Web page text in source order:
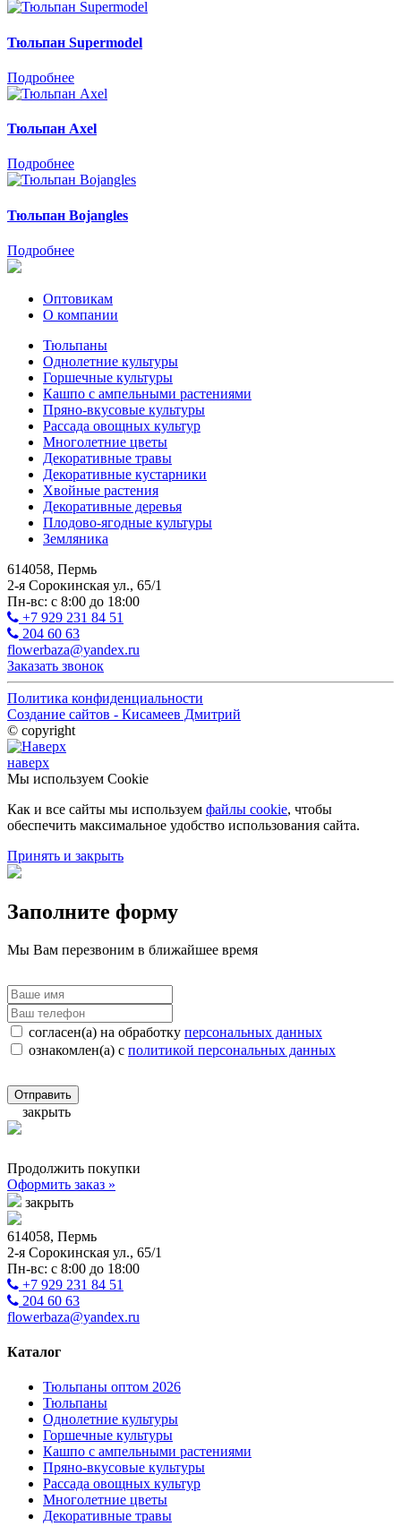
Тюльпан Supermodel
Подробнее
Тюльпан Axel
Подробнее
Тюльпан Bojangles
Подробнее
Оптовикам
О компании
Тюльпаны
Однолетние культуры
Горшечные культуры
Кашпо с ампельными растениями
Пряно-вкусовые культуры
Рассада овощных культур
Многолетние цветы
Декоративные травы
Декоративные кустарники
Хвойные растения
Декоративные деревья
Плодово-ягодные культуры
Земляника
614058, Пермь
2-я Сорокинская ул., 65/1
Пн-вс: с 8:00 до 18:00
+7 929 231 84 51
204 60 63
flowerbaza@yandex.ru
Заказать звонок
Политика конфиденциальности
Создание сайтов - Кисамеев Дмитрий
© copyright
наверх
Мы используем Cookie
Как и все сайты мы используем файлы cookie, чтобы
обеспечить максимальное удобство использования сайта.
Принять и закрыть
Заполните форму
Мы Вам перезвоним в ближайшее время
согласен(а) на обработку персональных данных
ознакомлен(а) с политикой персональных данных
Отправить
закрыть
Продолжить покупки
Оформить заказ »
закрыть
614058, Пермь
2-я Сорокинская ул., 65/1
Пн-вс: с 8:00 до 18:00
+7 929 231 84 51
204 60 63
flowerbaza@yandex.ru
Каталог
Тюльпаны оптом 2026
Тюльпаны
Однолетние культуры
Горшечные культуры
Кашпо с ампельными растениями
Пряно-вкусовые культуры
Рассада овощных культур
Многолетние цветы
Декоративные травы